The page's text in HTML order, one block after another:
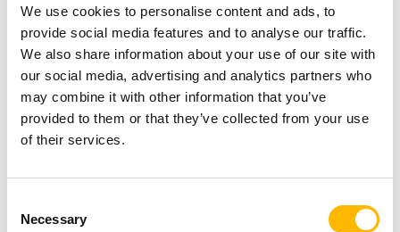
We use cookies to personalise content and ads, to
provide social media features and to analyse our traffic.
We also share information about your use of our site with
our social media, advertising and analytics partners who
may combine it with other information that you’ve
provided to them or that they’ve collected from your use
of their services.
Selection
Necessary